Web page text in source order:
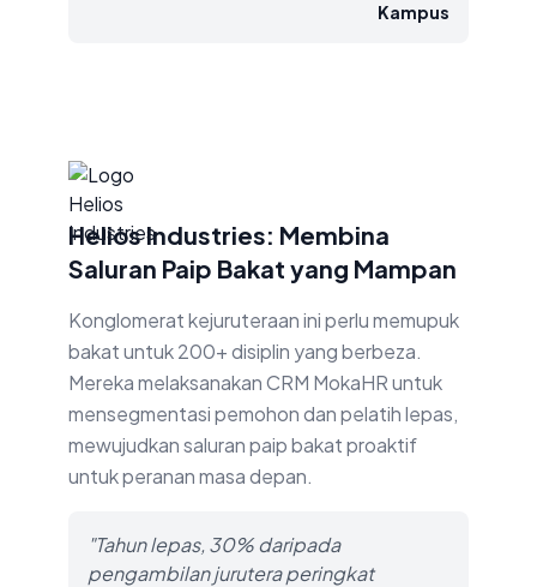
Kampus
Helios Industries: Membina
Saluran Paip Bakat yang Mampan
Konglomerat kejuruteraan ini perlu memupuk
bakat untuk 200+ disiplin yang berbeza.
Mereka melaksanakan CRM MokaHR untuk
mensegmentasi pemohon dan pelatih lepas,
mewujudkan saluran paip bakat proaktif
untuk peranan masa depan.
"Tahun lepas, 30% daripada
pengambilan jurutera peringkat